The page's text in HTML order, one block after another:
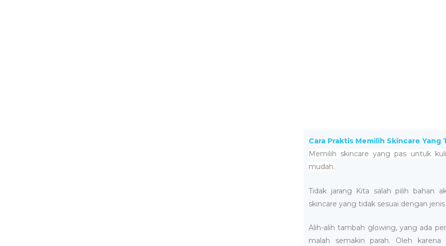
Cara Praktis Memilih Skincare Yang
Memilih skincare yang pas untuk
mudah.
Tidak jarang Kita salah pilih bahan
skincare yang tidak sesuai dengan
Alih-alih tambah glowing, yang ada
malah semakin parah. Oleh